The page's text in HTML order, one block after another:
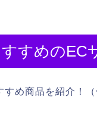
すめのEC